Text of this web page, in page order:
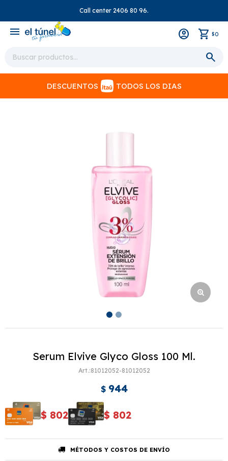
Call center 2406 80 96.
menu $0
DESCUENTOS TODOS LOS DIAS
Serum Elvive Glyco Gloss 100 Ml.
81012052-81012052
$ 944
$ 802 $ 802
MÉTODOS Y COSTOS DE ENVÍO
close